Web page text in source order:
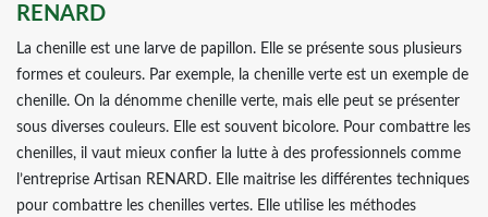
RENARD
La chenille est une larve de papillon. Elle se présente sous plusieurs
formes et couleurs. Par exemple, la chenille verte est un exemple de
chenille. On la dénomme chenille verte, mais elle peut se présenter
sous diverses couleurs. Elle est souvent bicolore. Pour combattre les
chenilles, il vaut mieux confier la lutte à des professionnels comme
l’entreprise Artisan RENARD. Elle maitrise les différentes techniques
pour combattre les chenilles vertes. Elle utilise les méthodes